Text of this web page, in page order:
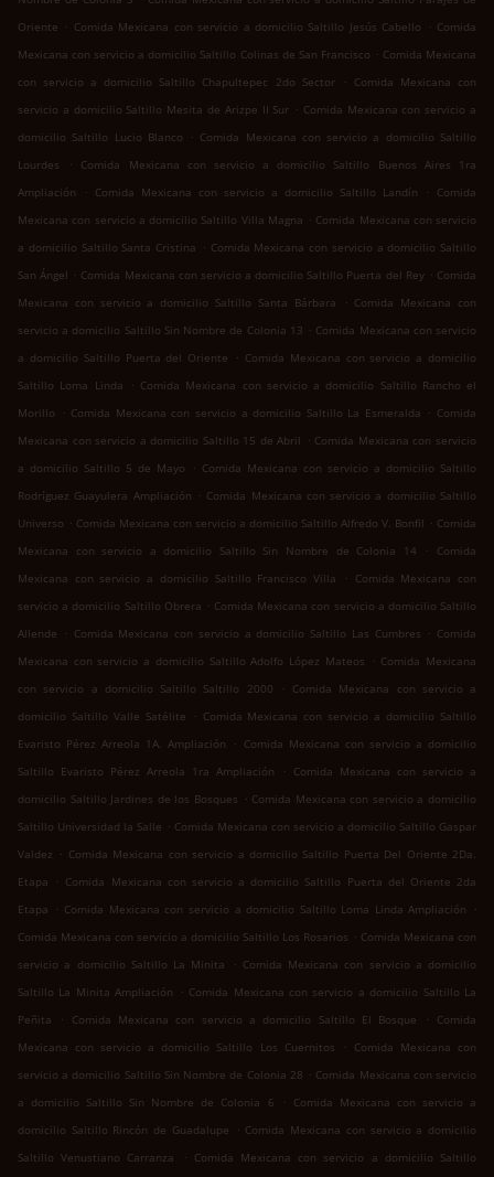
Oriente . Comida Mexicana con servicio a domicilio Saltillo Jesús Cabello . Comida
Mexicana con servicio a domicilio Saltillo Colinas de San Francisco . Comida Mexicana
con servicio a domicilio Saltillo Chapultepec 2do Sector
. Comida Mexicana con
servicio a domicilio Saltillo Mesita de Arizpe II Sur . Comida Mexicana con servicio a
domicilio Saltillo Lucio Blanco
. Comida Mexicana con servicio a domicilio Saltillo
Lourdes
.
Comida Mexicana con servicio a domicilio Saltillo Buenos Aires 1ra
Ampliación
. Comida Mexicana con servicio a domicilio Saltillo Landín . Comida
Mexicana con servicio a domicilio Saltillo Villa Magna . Comida Mexicana con servicio
a domicilio Saltillo Santa Cristina . Comida Mexicana con servicio a domicilio Saltillo
San Ángel . Comida Mexicana con servicio a domicilio Saltillo Puerta del Rey . Comida
Mexicana con servicio a domicilio Saltillo Santa Bárbara
. Comida Mexicana con
servicio a domicilio Saltillo Sin Nombre de Colonia 13 . Comida Mexicana con servicio
a domicilio Saltillo Puerta del Oriente
. Comida Mexicana con servicio a domicilio
Saltillo Loma Linda
. Comida Mexicana con servicio a domicilio Saltillo Rancho el
Morillo
. Comida Mexicana con servicio a domicilio Saltillo La Esmeralda . Comida
Mexicana con servicio a domicilio Saltillo 15 de Abril . Comida Mexicana con servicio
a domicilio Saltillo 5 de Mayo
. Comida Mexicana con servicio a domicilio Saltillo
Rodríguez Guayulera Ampliación . Comida Mexicana con servicio a domicilio Saltillo
Universo . Comida Mexicana con servicio a domicilio Saltillo Alfredo V. Bonfil . Comida
Mexicana con servicio a domicilio Saltillo Sin Nombre de Colonia 14
.
Comida
Mexicana con servicio a domicilio Saltillo Francisco Villa
. Comida Mexicana con
servicio a domicilio Saltillo Obrera . Comida Mexicana con servicio a domicilio Saltillo
Allende
. Comida Mexicana con servicio a domicilio Saltillo Las Cumbres . Comida
Mexicana con servicio a domicilio Saltillo Adolfo López Mateos
. Comida Mexicana
con servicio a domicilio Saltillo Saltillo 2000
. Comida Mexicana con servicio a
domicilio Saltillo Valle Satélite
. Comida Mexicana con servicio a domicilio Saltillo
Evaristo Pérez Arreola 1A. Ampliación
. Comida Mexicana con servicio a domicilio
Saltillo Evaristo Pérez Arreola 1ra Ampliación
. Comida Mexicana con servicio a
domicilio Saltillo Jardines de los Bosques . Comida Mexicana con servicio a domicilio
Saltillo Universidad la Salle . Comida Mexicana con servicio a domicilio Saltillo Gaspar
Valdez . Comida Mexicana con servicio a domicilio Saltillo Puerta Del Oriente 2Da.
Etapa
. Comida Mexicana con servicio a domicilio Saltillo Puerta del Oriente 2da
Etapa
. Comida Mexicana con servicio a domicilio Saltillo Loma Linda Ampliación
.
Comida Mexicana con servicio a domicilio Saltillo Los Rosarios . Comida Mexicana con
servicio a domicilio Saltillo La Minita
. Comida Mexicana con servicio a domicilio
Saltillo La Minita Ampliación
. Comida Mexicana con servicio a domicilio Saltillo La
Peñita
. Comida Mexicana con servicio a domicilio Saltillo El Bosque . Comida
Mexicana con servicio a domicilio Saltillo Los Cuernitos
. Comida Mexicana con
servicio a domicilio Saltillo Sin Nombre de Colonia 28 . Comida Mexicana con servicio
a domicilio Saltillo Sin Nombre de Colonia 6
. Comida Mexicana con servicio a
domicilio Saltillo Rincón de Guadalupe
. Comida Mexicana con servicio a domicilio
Saltillo Venustiano Carranza
. Comida Mexicana con servicio a domicilio Saltillo